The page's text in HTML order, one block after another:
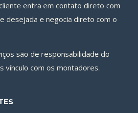
entra em contato direto com
desejada e negocia direto com o
são de responsabilidade do
vínculo com os montadores.